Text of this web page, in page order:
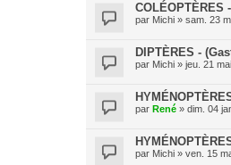
par Michi » sam. 23
DIPTÈRES -
par Michi » jeu. 21
par René » dim. 04
par Michi » ven. 15